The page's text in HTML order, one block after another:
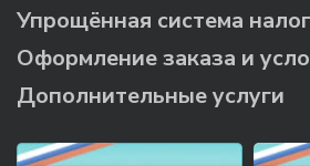
Упрощённая система
Оформление заказа и
Дополнительные услуги